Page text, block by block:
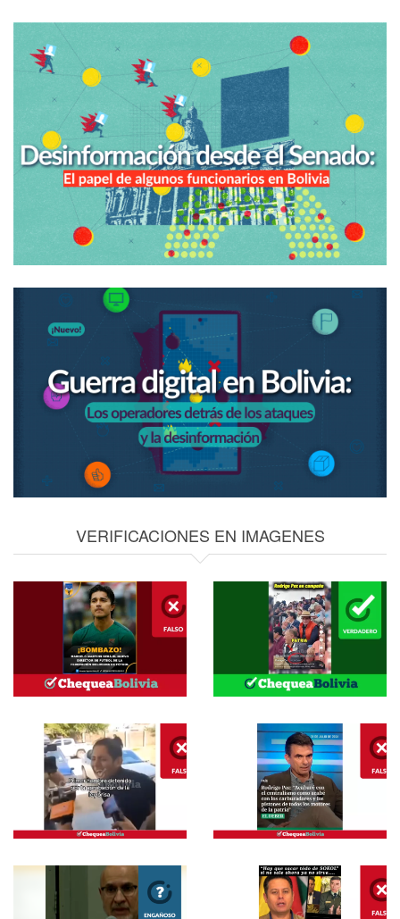
VERIFICACIONES EN IMAGENES